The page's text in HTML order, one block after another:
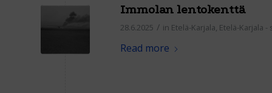
Immolan lentokenttä
28.6.2025 / in Etelä-Karjala, Etelä-Karjala
Read more